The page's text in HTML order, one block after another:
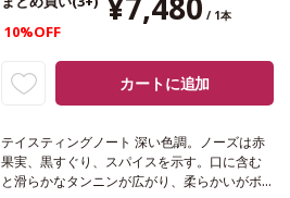
/ 1本
10%OFF
カートに追加
テイスティングノート 深い色調。ノーズは赤
果実、黒すぐり、スパイスを示す。口に含む
と滑らかなタンニンが広がり、柔らかいがボ